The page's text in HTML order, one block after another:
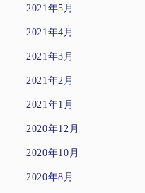
2021年5月
2021年4月
2021年3月
2021年2月
2021年1月
2020年12月
2020年10月
2020年8月